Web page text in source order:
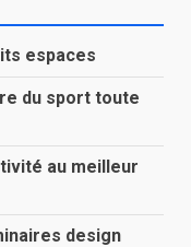
espaces
du sport toute
au meilleur
design